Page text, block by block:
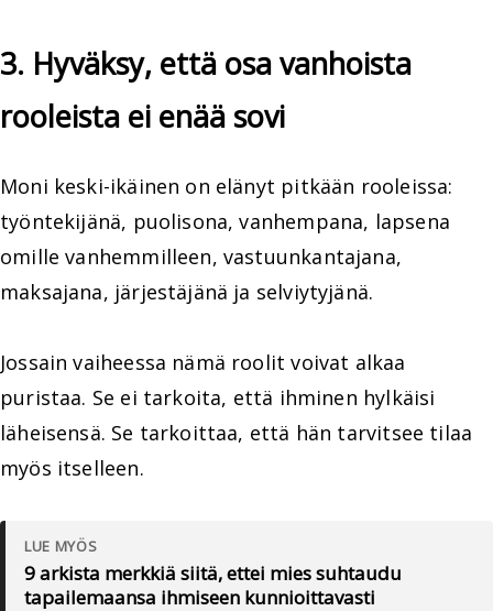
3. Hyväksy, että osa vanhoista
rooleista ei enää sovi
Moni keski-ikäinen on elänyt pitkään rooleissa:
työntekijänä, puolisona, vanhempana, lapsena
omille vanhemmilleen, vastuunkantajana,
maksajana, järjestäjänä ja selviytyjänä.
Jossain vaiheessa nämä roolit voivat alkaa
puristaa. Se ei tarkoita, että ihminen hylkäisi
läheisensä. Se tarkoittaa, että hän tarvitsee tilaa
myös itselleen.
LUE MYÖS
9 arkista merkkiä siitä, ettei mies suhtaudu
tapailemaansa ihmiseen kunnioittavasti